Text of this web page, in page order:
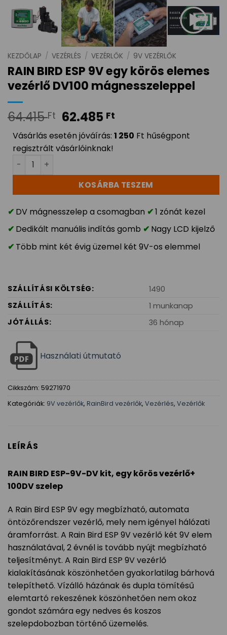
KEZDŐLAP / VEZÉRLÉS / VEZÉRLŐK / 9V VEZÉRLŐK
RAIN BIRD ESP 9V egy körös elemes
vezérlő DV100 mágnesszeleppel
64.415Ft 62.485 Ft
Vásárlás esetén jóváírás: 1 250 Ft hűségpont
regisztrált vásárlóinknak!
RAIN BIRD ESP 9V egy körös elemes vezérlő DV100
KOSÁRBA TESZEM
DV mágnesszelep a csomagban
1 zónát kezel
Dedikált manuális indítás gomb
Nagy LCD kijelző
Több mint két évig üzemel két 9V-os elemmel
SZÁLLÍTÁSI KÖLTSÉG:
1490
SZÁLLÍTÁS:
1 munkanap
JÓTÁLLÁS:
36 hónap
Használati útmutató
Cikkszám: 59271970
Kategóriák: 9V vezérlők, RainBird vezérlők, Vezérlés, Vezérlők
LEÍRÁS
RAIN BIRD ESP-9V-DV kit, egy körös vezérlő+
100DV szelep
A Rain Bird ESP 9V egy megbízható, automata
öntözőrendszer vezérlő, mely nem igényel hálózati
áramforrást. A Rain Bird ESP 9V vezérlő két 9V elem
használatával, 2 évnél is tovább nyújt megbízható
teljesítményt. A Rain Bird ESP 9V vezérlő
kialakításának köszönhetően gyakorlatilag bárhová
telepíthető. Vízálló házának és dupla tömítésű
elemtartó rekeszének köszönhetően nem okoz
gondot számára egy nedves és koszos
szelepdobozban történő üzemelés.